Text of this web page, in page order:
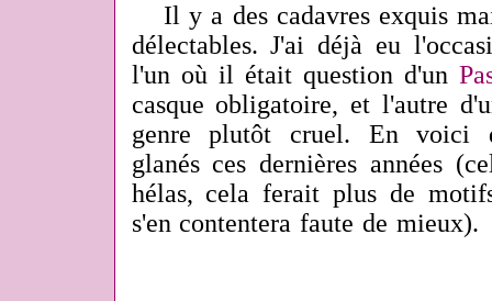
Il y a des cadavres exquis
délectables. J'ai déjà eu
l'un où il était question d'un
casque obligatoire, et l'autre
genre plutôt cruel. En voici
glanés ces dernières années
hélas, cela ferait plus de
s'en contentera faute de mieux).